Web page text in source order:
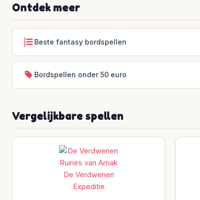
Ontdek meer
Beste fantasy bordspellen
Bordspellen onder 50 euro
Vergelijkbare spellen